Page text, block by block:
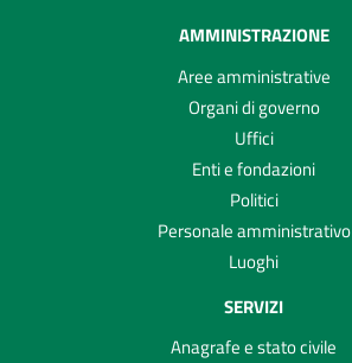
AMMINISTRAZIONE
Aree amministrative
Organi di governo
Uffici
Enti e fondazioni
Politici
Personale amministrativo
Luoghi
SERVIZI
Anagrafe e stato civile